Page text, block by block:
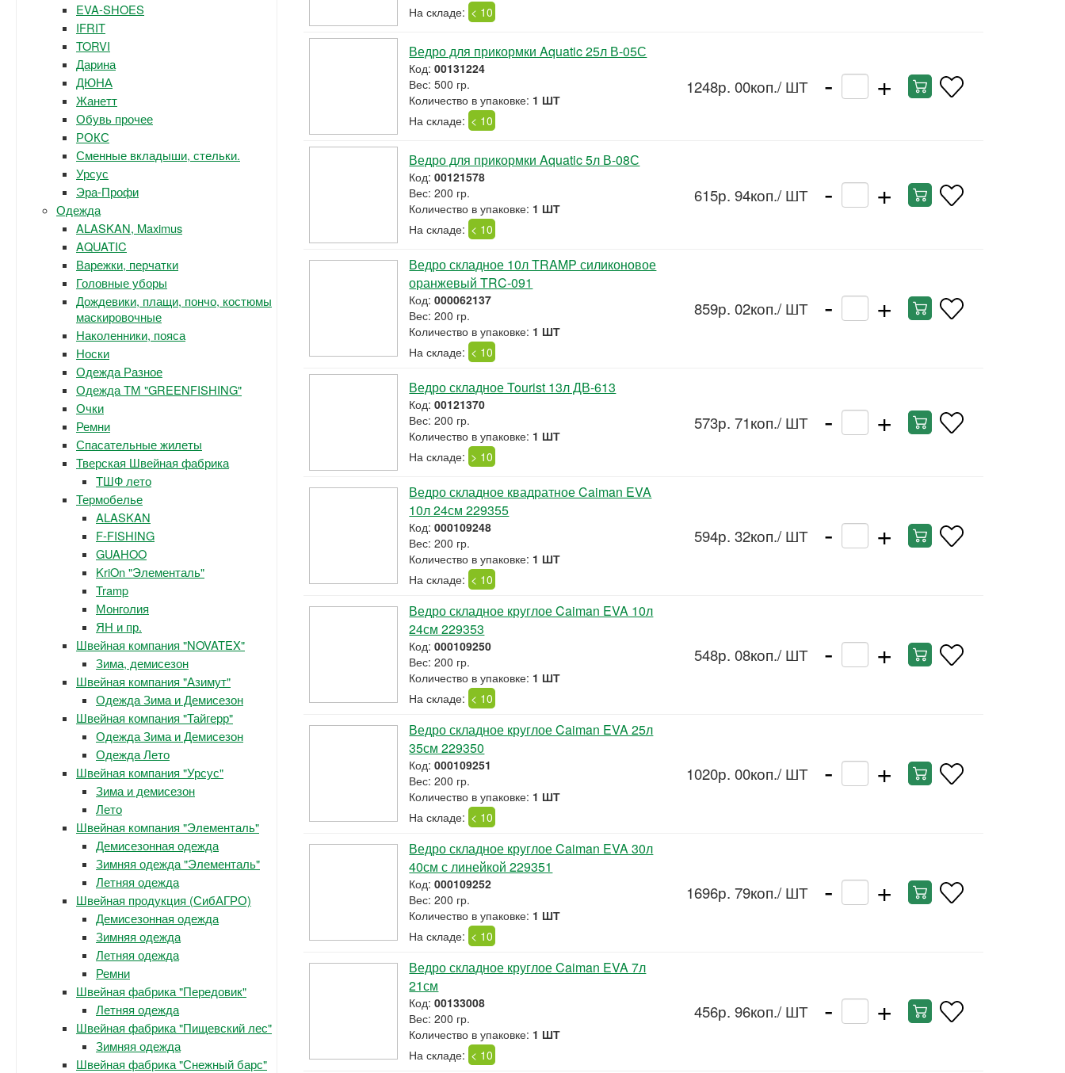
EVA-SHOES
IFRIT
TORVI
Дарина
ДЮНА
Жанетт
Обувь прочее
РОКС
Сменные вкладыши, стельки.
Урсус
Эра-Профи
Одежда
ALASKAN, Maximus
AQUATIC
Варежки, перчатки
Головные уборы
Дождевики, плащи, пончо, костюмы
маскировочные
Наколенники, пояса
Носки
Одежда Разное
Одежда ТМ "GREENFISHING"
Очки
Ремни
Спасательные жилеты
Тверская Швейная фабрика
ТШФ лето
Термобелье
ALASKAN
F-FISHING
GUAHOO
KriOn "Элементаль"
Tramp
Монголия
ЯН и пр.
Швейная компания "NOVATEX"
Зима, демисезон
Швейная компания "Азимут"
Одежда Зима и Демисезон
Швейная компания "Тайгерр"
Одежда Зима и Демисезон
Одежда Лето
Швейная компания "Урсус"
Зима и демисезон
Лето
Швейная компания "Элементаль"
Демисезонная одежда
Зимняя одежда "Элементаль"
Летняя одежда
Швейная продукция (СибАГРО)
Демисезонная одежда
Зимняя одежда
Летняя одежда
Ремни
Швейная фабрика "Передовик"
Летняя одежда
Швейная фабрика "Пищевский лес"
Зимняя одежда
Швейная фабрика "Снежный барс"
На складе: < 10
Ведро для прикормки Aquatic 25л В-05С
Код:00131224
Вес: 500 гр.
Количество в упаковке: 1 ШТ
На складе: < 10
1248р. 00коп./ ШТ - +
Ведро для прикормки Aquatic 5л В-08С
Код:00121578
Вес: 200 гр.
Количество в упаковке: 1 ШТ
На складе: < 10
615р. 94коп./ ШТ - +
Ведро складное 10л TRAMP силиконовое
оранжевый TRC-091
Код:000062137
Вес: 200 гр.
Количество в упаковке: 1 ШТ
На складе: < 10
859р. 02коп./ ШТ - +
Ведро складное Tourist 13л ДВ-613
Код:00121370
Вес: 200 гр.
Количество в упаковке: 1 ШТ
На складе: > 10
573р. 71коп./ ШТ - +
Ведро складное квадратное Caiman EVA
10л 24см 229355
Код:000109248
Вес: 200 гр.
Количество в упаковке: 1 ШТ
На складе: < 10
594р. 32коп./ ШТ - +
Ведро складное круглое Caiman EVA 10л
24см 229353
Код:000109250
Вес: 200 гр.
Количество в упаковке: 1 ШТ
На складе: < 10
548р. 08коп./ ШТ - +
Ведро складное круглое Caiman EVA 25л
35см 229350
Код:000109251
Вес: 200 гр.
Количество в упаковке: 1 ШТ
На складе: < 10
1020р. 00коп./ ШТ - +
Ведро складное круглое Caiman EVA 30л
40см с линейкой 229351
Код:000109252
Вес: 200 гр.
Количество в упаковке: 1 ШТ
На складе: < 10
1696р. 79коп./ ШТ - +
Ведро складное круглое Caiman EVA 7л
21см
Код:00133008
Вес: 200 гр.
Количество в упаковке: 1 ШТ
На складе: < 10
456р. 96коп./ ШТ - +